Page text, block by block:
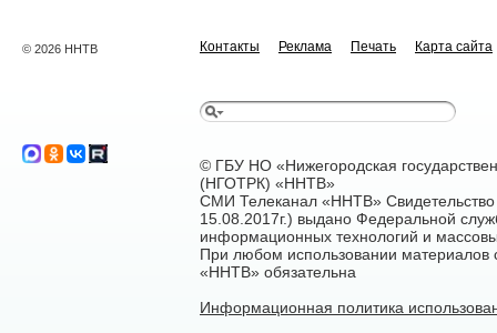
© 2026 ННТВ Контакты Реклама Печать Карта сайта
© ГБУ НО «Нижегородская
(НГОТРК) «ННТВ»
СМИ Телеканал «ННТВ»
15.08.2017г.) выдано Федеральной
информационных технологий и
При любом использовании материалов
«ННТВ» обязательна
Информационная политика